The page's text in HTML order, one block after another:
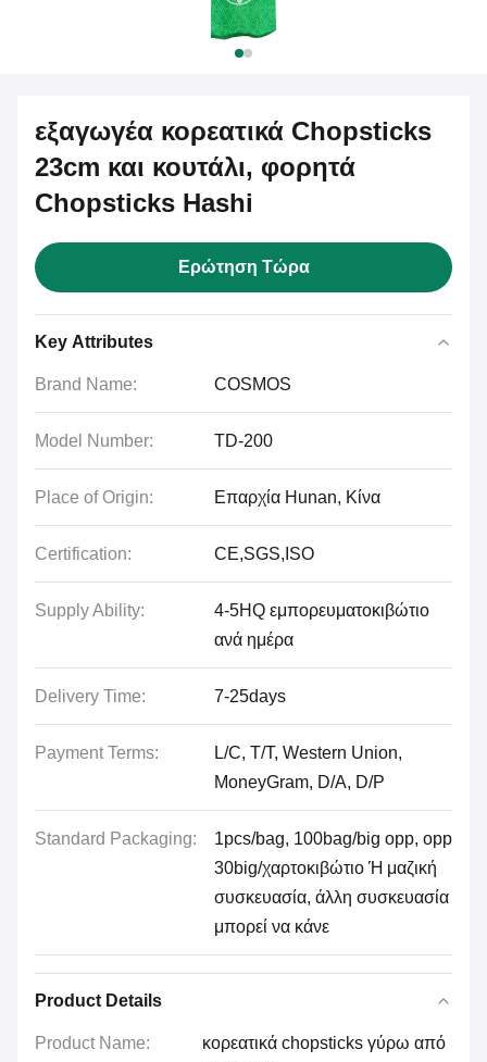
εξαγωγέα κορεατικά Chopsticks
23cm και κουτάλι, φορητά
Chopsticks Hashi
Ερώτηση Τώρα
Key Attributes
Brand Name: COSMOS
Model Number: TD-200
Place of Origin: Επαρχία Hunan, Κίνα
Certification: CE,SGS,ISO
Supply Ability:
4-5HQ εμπορευματοκιβώτιο
ανά ημέρα
Delivery Time: 7-25days
Payment Terms:
L/C, T/T, Western Union,
MoneyGram, D/A, D/P
Standard Packaging:
1pcs/bag, 100bag/big opp, opp
30big/χαρτοκιβώτιο Ή μαζική
συσκευασία, άλλη συσκευασία
μπορεί να κάνε
Product Details
Product Name:
κορεατικά chopsticks γύρω από